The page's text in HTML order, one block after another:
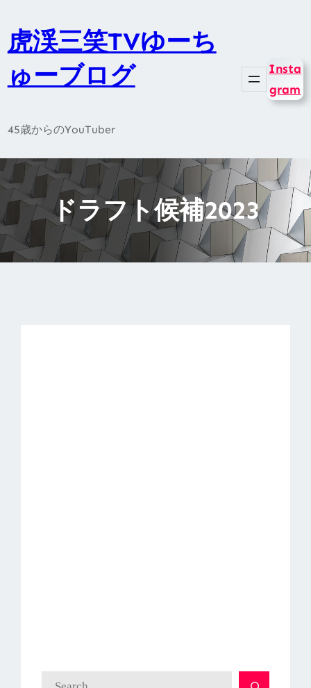
容
を
プ
虎渓三笑TVゆーち
ゅーブログ
45歳からのYouTuber
Insta
gram
ドラフト候補2023